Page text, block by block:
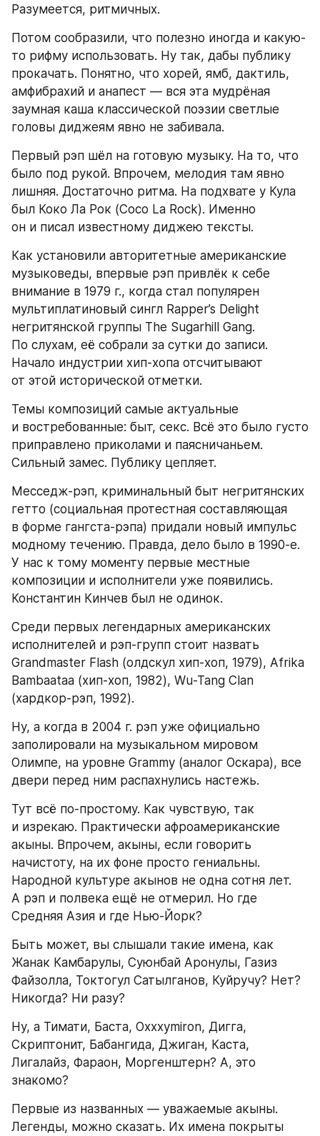
Разумеется, ритмичных.
Потом сообразили, что полезно иногда и какую-
то рифму использовать. Ну так, дабы публику
прокачать. Понятно, что хорей, ямб, дактиль,
амфибрахий и анапест — вся эта мудрёная
заумная каша классической поэзии светлые
головы диджеям явно не забивала.
Первый рэп шёл на готовую музыку. На то, что
было под рукой. Впрочем, мелодия там явно
лишняя. Достаточно ритма. На подхвате у Кула
был Коко Ла Рок (Coco La Rock). Именно
он и писал известному диджею тексты.
Как установили авторитетные американские
музыковеды, впервые рэп привлёк к себе
внимание в 1979 г., когда стал популярен
мультиплатиновый сингл Rapper’s Delight
негритянской группы The Sugarhill Gang.
По слухам, её собрали за сутки до записи.
Начало индустрии хип-хопа отсчитывают
от этой исторической отметки.
Темы композиций самые актуальные
и востребованные: быт, секс. Всё это было густо
приправлено приколами и паясничаньем.
Сильный замес. Публику цепляет.
Месседж-рэп, криминальный быт негритянских
гетто (социальная протестная составляющая
в форме гангста-рэпа) придали новый импульс
модному течению. Правда, дело было в 1990-е.
У нас к тому моменту первые местные
композиции и исполнители уже появились.
Константин Кинчев был не одинок.
Среди первых легендарных американских
исполнителей и рэп-групп стоит назвать
Grandmaster Flash (олдскул хип-хоп, 1979), Afrika
Bambaataa (хип-хоп, 1982), Wu-Tang Clan
(хардкор-рэп, 1992).
Ну, а когда в 2004 г. рэп уже официально
заполировали на музыкальном мировом
Олимпе, на уровне Grammy (аналог Оскара), все
двери перед ним распахнулись настежь.
Тут всё по-простому. Как чувствую, так
и изрекаю. Практически афроамериканские
акыны. Впрочем, акыны, если говорить
начистоту, на их фоне просто гениальны.
Народной культуре акынов не одна сотня лет.
А рэп и полвека ещё не отмерил. Но где
Средняя Азия и где Нью-Йорк?
Быть может, вы слышали такие имена, как
Жанак Камбарулы, Суюнбай Аронулы, Газиз
Файзолла, Токтогул Сатылганов, Куйручу? Нет?
Никогда? Ни разу?
Ну, а Тимати, Баста, Oxxxymiron, Дигга,
Скриптонит, Бабангида, Джиган, Каста,
Лигалайз, Фараон, Моргенштерн? А, это
знакомо?
Первые из названных — уважаемые акыны.
Легенды, можно сказать. Их имена покрыты